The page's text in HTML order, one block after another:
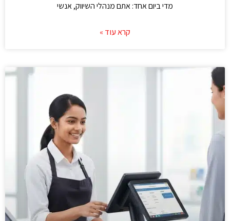
מדי ביום אחד: אתם מנהלי השיווק, אנשי
קרא עוד »